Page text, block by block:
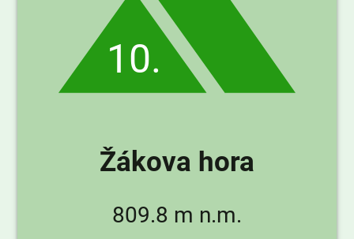
10.
Žákova hora
809.8 m n.m.